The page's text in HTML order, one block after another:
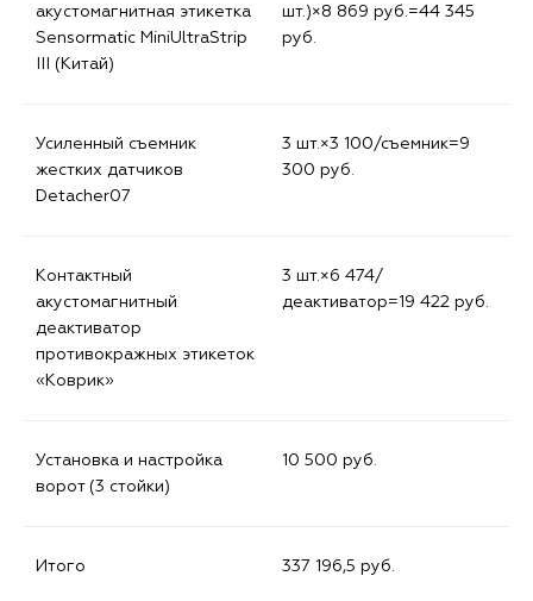
акустомагнитная этикетка
Sensormatic MiniUltraStrip
III (Китай)
шт.)×8 869 руб.=44 345
руб.
Усиленный съемник
жестких датчиков
Detacher07
3 шт.×3 100/съемник=9
300 руб.
Контактный
акустомагнитный
деактиватор
противокражных этикеток
«Коврик»
3 шт.×6 474/
деактиватор=19 422 руб.
Установка и настройка
ворот (3 стойки)
10 500 руб.
Итого 337 196,5 руб.